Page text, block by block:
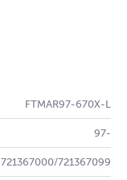
FTMAR97-670X-L
97-
721367000/721367099